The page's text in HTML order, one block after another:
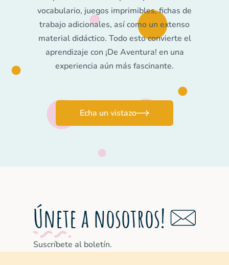
los hablantes nativos. En mi opinión,
es un fenomenal manual de última
generación que satisface las
necesidades de todos los profesores.
vocabulario, juegos imprimibles, fichas de
trabajo adicionales, así como un extenso
material didáctico. Todo esto convierte el
aprendizaje con ¡De Aventura! en una
experiencia aún más fascinante.
Echa un vistazo
Únete a nosotros!
Suscríbete al boletín.